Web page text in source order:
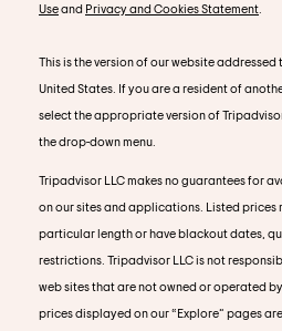
Useand Privacy and Cookies Statement
This is the version of our website addressed
United States. If you are a resident of
select the appropriate version of
the drop-down menu.
Tripadvisor LLC makes no guarantees for
on our sites and applications. Listed prices
particular length or have blackout dates,
restrictions. Tripadvisor LLC is not
web sites that are not owned or operated
prices displayed on our “Explore” pages